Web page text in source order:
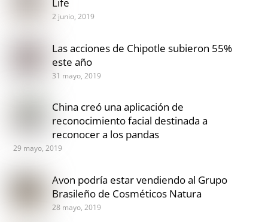
2 junio, 2019
Las acciones de Chipotle subieron 55%
este año
31 mayo, 2019
China creó una aplicación de
reconocimiento facial destinada a
reconocer a los pandas
29 mayo, 2019
Avon podría estar vendiendo al Grupo
Brasileño de Cosméticos Natura
28 mayo, 2019